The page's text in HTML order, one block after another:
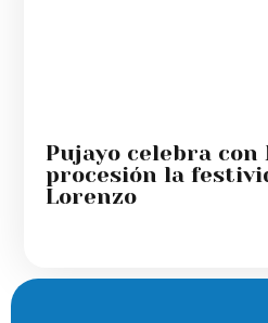
Pujayo celebra con
procesión la
Lorenzo